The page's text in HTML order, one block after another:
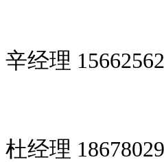
辛经理
杜经理